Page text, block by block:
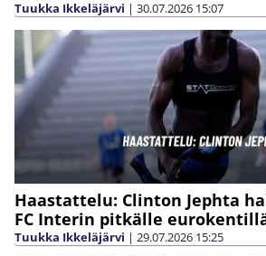
Tuukka Ikkeläjärvi | 30.07.2026 15:07
Haastattelu: Clinton Jephta
FC Interin pitkälle
Tuukka Ikkeläjärvi | 29.07.2026 15:25